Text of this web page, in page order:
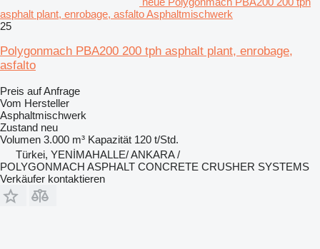
asphalt plant, enrobage, asfalto Asphaltmischwerk
25
Polygonmach PBA200 200 tph asphalt plant, enrobage,
asfalto
Preis auf Anfrage
Vom Hersteller
Asphaltmischwerk
Zustand neu
Volumen 3.000 m³ Kapazität 120 t/Std.
Türkei, YENİMAHALLE/ ANKARA /
POLYGONMACH ASPHALT CONCRETE CRUSHER SYSTEMS
Verkäufer kontaktieren